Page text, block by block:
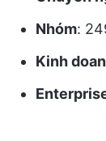
Nhóm:
Kinh